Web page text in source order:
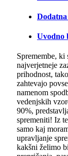
Uvodno
Spremembe,
najverjetneje
prihodnost,
zahtevajo
namenom
vedenjskih
90%,
spremeniti! Iz
samo kaj
upravljanje
kakšni želimo